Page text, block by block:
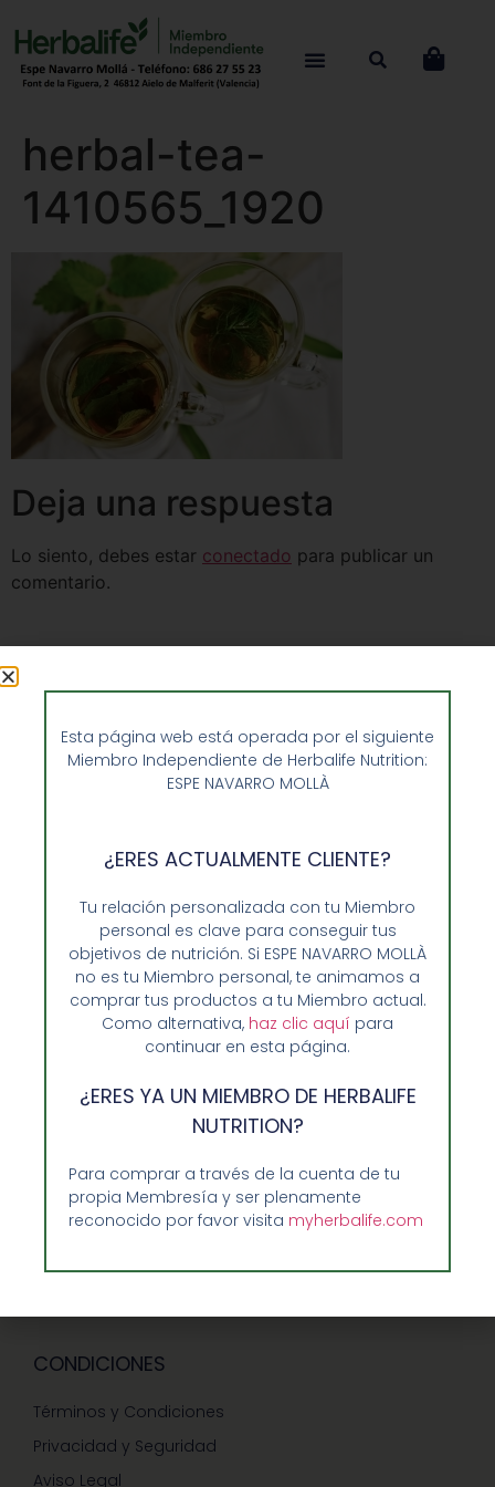
herbal-tea-
1410565_1920
Deja una respuesta
Lo siento, debes estar conectado para publicar un
comentario.
Opiniones de Clientes
Sobre Nosotros y Herbalife
Ventajas de Comprar en Enformaherbal.com
GUIA RAPIDA Y AYUDA
Guía de Compra
Precios-Envíos-Formas de Pago
Teléfono/whatsapp: 686 27 55 23
Contáctenos
CONDICIONES
Términos y Condiciones
Privacidad y Seguridad
Aviso Legal
Esta página web está operada por el siguiente
Miembro Independiente de Herbalife Nutrition:
ESPE NAVARRO MOLLÀ
¿ERES ACTUALMENTE CLIENTE?
Tu relación personalizada con tu Miembro
personal es clave para conseguir tus
objetivos de nutrición. Si ESPE NAVARRO MOLLÀ
no es tu Miembro personal, te animamos a
comprar tus productos a tu Miembro actual.
Como alternativa, haz clic aquí para
continuar en esta página.
¿ERES YA UN MIEMBRO DE HERBALIFE
NUTRITION?
Para comprar a través de la cuenta de tu
propia Membresía y ser plenamente
reconocido por favor visita myherbalife.com